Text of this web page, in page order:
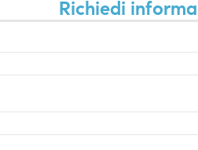
Richiedi